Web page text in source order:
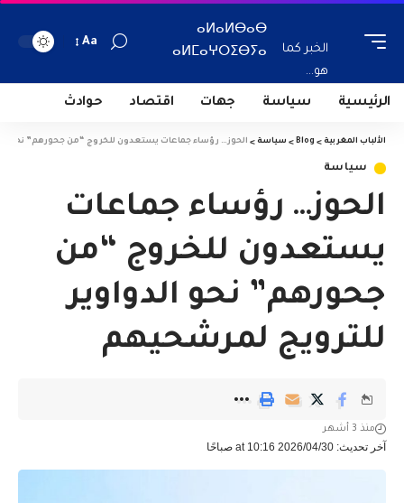
الخبر كما
هو...
ⴰⵍⴰⵍⴱⴰⴱ
ⴰⵍⵎⴰⵖⵔⵉⴱⵢⴰ
Aa
الرئيسية سياسة جهات اقتصاد حوادث
الألباب المغربية >
Blog
> سياسة > الحوز… رؤساء جماعات يستعدون للخروج “من جحورهم” نحو
سياسة
الحوز… رؤساء جماعات
يستعدون للخروج “من
جحورهم” نحو الدواوير
للترويج لمرشحيهم
آخر تحديث: 2026/04/30 at 10:16 صباحًا
منذ 3 أشهر